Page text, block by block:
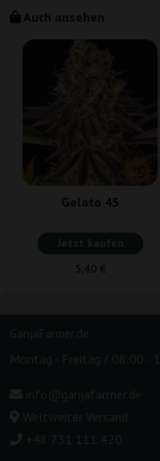
Auch ansehen
Gelato 45
Jetzt kaufen
5,40 €
GanjaFarmer.de
Montag - Freitag / 08:00 -
info@ganjafarmer.de
Weltweiter Versand
+48 731 111 420